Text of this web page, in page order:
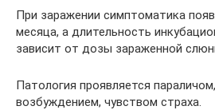
При заражении симптоматика
месяца, а длительность
зависит от дозы зараженной
Патология проявляется
возбуждением, чувством страха.